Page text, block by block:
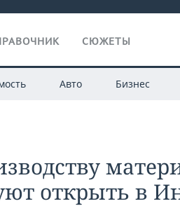
СЮЖЕТЫ
Авто Бизнес
открыть в